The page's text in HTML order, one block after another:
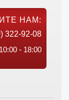
НАМ:
322-92-08
- 18:00